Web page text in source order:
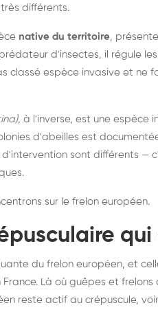
différents.
native du territoire,
d'insectes, il régule
classé espèce invasive et ne
, à l'inverse, est une espèce
d'abeilles est
sont différents —
.
sur le frelon européen.
du frelon européen, et
France. Là où guêpes et
reste actif au crépuscule,